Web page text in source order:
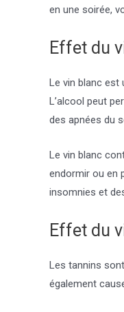
en une soirée,
Effet du
Le vin blanc est
L’alcool peut
des apnées du
Le vin blanc
endormir ou en
insomnies et
Effet du
Les tannins
également